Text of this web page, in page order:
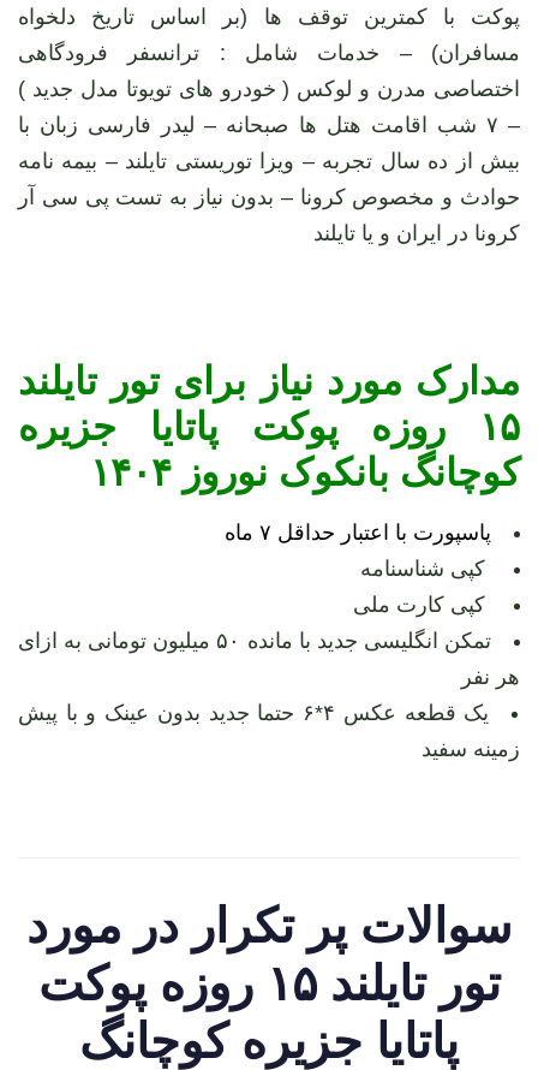
پوکت با کمترین توقف ها (بر اساس تاریخ دلخواه
مسافران) – خدمات شامل : ترانسفر فرودگاهی
اختصاصی مدرن و لوکس ( خودرو های تویوتا مدل جدید )
– ۷ شب اقامت هتل ها صبحانه – لیدر فارسی زبان با
بیش از ده سال تجربه – ویزا توریستی تایلند – بیمه نامه
حوادث و مخصوص کرونا – بدون نیاز به تست پی سی آر
کرونا در ایران و یا تایلند
مدارک مورد نیاز برای تور تایلند
۱۵ روزه پوکت پاتایا جزیره
کوچانگ بانکوک نوروز ۱۴۰۴
پاسپورت با اعتبار حداقل ۷ ماه
کپی شناسنامه
کپی کارت ملی
تمکن انگلیسی جدید با مانده ۵۰ میلیون تومانی به ازای
هر نفر
یک قطعه عکس ۴*۶ حتما جدید بدون عینک و با پیش
زمینه سفید
سوالات پر تکرار در مورد
تور تایلند ۱۵ روزه پوکت
پاتایا جزیره کوچانگ